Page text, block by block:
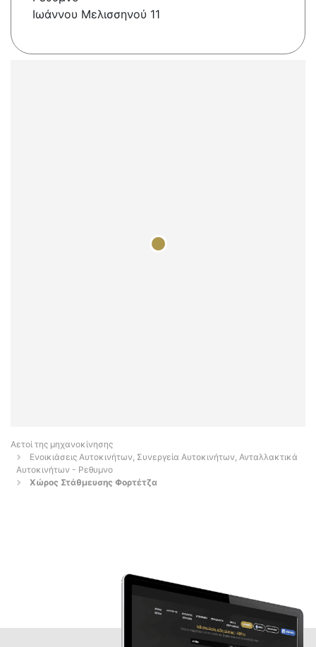
Ιωάννου Μελισσηνού 11
Αετοί της μηχανοκίνησης
Ενοικιάσεις Αυτοκινήτων, Συνεργεία Αυτοκινήτων, Ανταλλακτικά
Αυτοκινήτων - Ρεθυμνο
Χώρος Στάθμευσης Φορτέτζα